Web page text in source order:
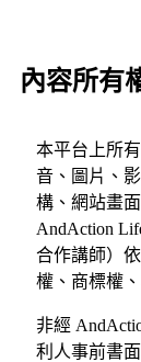
內容所有
本平台上所
音、圖片、
構、網站畫
AndAction
合作講師）
權、商標權
非經
利人事前書